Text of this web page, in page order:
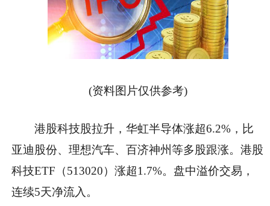
(资料图片仅供参考)
港股科技股拉升，华虹半导体涨超6.2%，比
亚迪股份、理想汽车、百济神州等多股跟涨。港股
科技ETF（513020）涨超1.7%。盘中溢价交易，
连续5天净流入。